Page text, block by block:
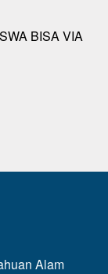
BISA VIA
Alam